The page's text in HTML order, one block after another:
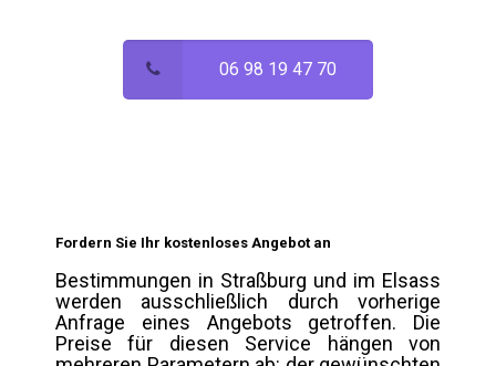
06 98 19 47 70
Fordern Sie Ihr kostenloses Angebot an
Bestimmungen in Straßburg und im Elsass
werden ausschließlich durch vorherige
Anfrage eines Angebots getroffen. Die
Preise für diesen Service hängen von